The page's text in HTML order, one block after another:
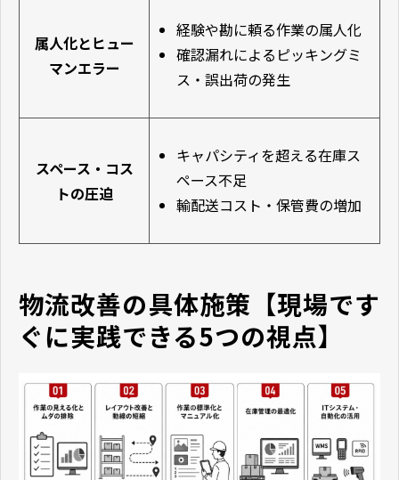
属人化とヒュー
マンエラー
経験や勘に頼る作業の属人化
確認漏れによるピッキングミ
ス・誤出荷の発生
スペース・コス
トの圧迫
キャパシティを超える在庫ス
ペース不足
輸配送コスト・保管費の増加
物流改善の具体施策【現場です
ぐに実践できる5つの視点】